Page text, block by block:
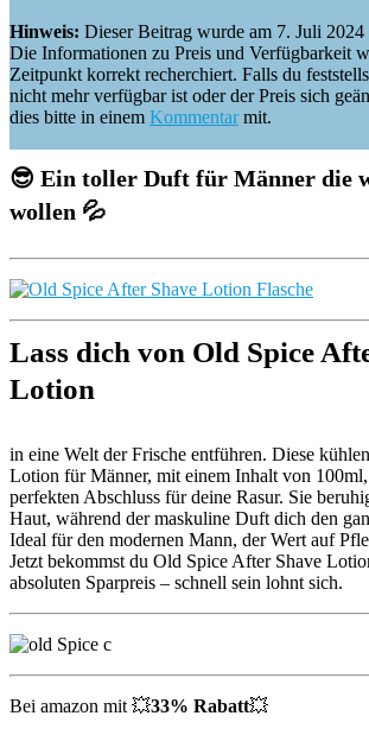
Hinweis: Dieser Beitrag wurde am 7. Juli
Die Informationen zu Preis und Verfügbarkeit
Zeitpunkt korrekt recherchiert. Falls du
nicht mehr verfügbar ist oder der Preis sich
dies bitte in einem Kommentarmit.
😎 Ein toller Duft für Männer die
wollen 💦
Lass dich von Old Spice
Lotion
in eine Welt der Frische entführen. Diese
Lotion für Männer, mit einem Inhalt von
perfekten Abschluss für deine Rasur. Sie
Haut, während der maskuline Duft dich den
Ideal für den modernen Mann, der Wert auf
Jetzt bekommst du Old Spice After Shave
absoluten Sparpreis – schnell sein lohnt sich.
Bei amazon mit 💥33% Rabatt💥